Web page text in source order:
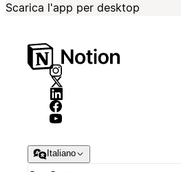
Scarica l'app per desktop
Italiano